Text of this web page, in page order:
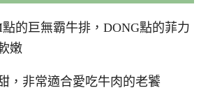
的巨無霸牛排，DONG點的菲力
嫩
，非常適合愛吃牛肉的老饕